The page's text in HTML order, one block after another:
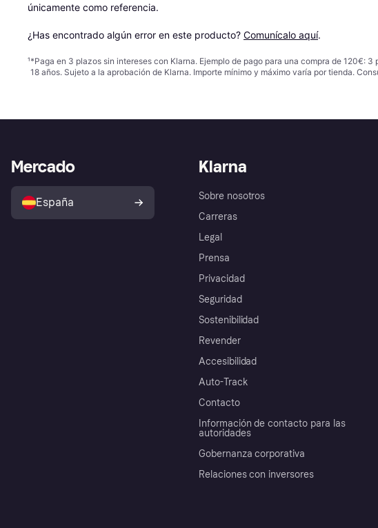
únicamente como referencia.
¿Has encontrado algún error en este producto? Comunícalo aquí.
¹*Paga en 3 plazos sin intereses con Klarna. Ejemplo de pago para una compra de 120€:
18 años. Sujeto a la aprobación de Klarna. Importe mínimo y máximo varía por tienda.
Klarna
Sobre nosotros
Carreras
Legal
Prensa
Privacidad
Seguridad
Sostenibilidad
Revender
Accesibilidad
Auto-Track
Contacto
Información de contacto para las
autoridades
Gobernanza corporativa
Relaciones con inversores
Mercado
España